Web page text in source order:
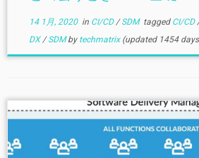
14 1月, 2020in CI/CD/SDM tagged CI/CD
DX/SDMby techmatrix(updated 1454